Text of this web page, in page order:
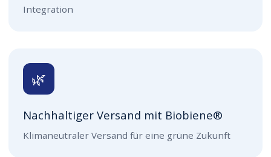
Integration
🌿
Nachhaltiger Versand mit Biobiene®
Klimaneutraler Versand für eine grüne Zukunft